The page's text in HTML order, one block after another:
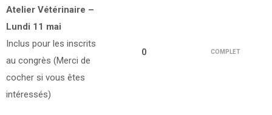
Atelier Vétérinaire –
Lundi 11 mai
Inclus pour les inscrits
au congrès (Merci de
cocher si vous êtes
intéressés)
0 COMPLET